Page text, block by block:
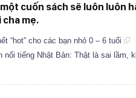
cuốn sách sẽ luôn luôn
mẹ.
“hot” cho các bạn nhỏ 0 – 6 tuổi
nổi tiếng Nhật Bản: Thật là sai lầm,